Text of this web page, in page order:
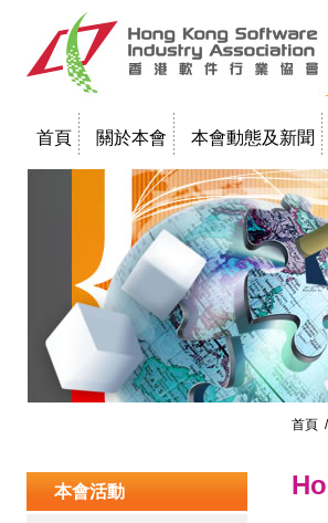
首頁 關於本會 本會動態及新聞
教學簡報
首頁 /
本會活動